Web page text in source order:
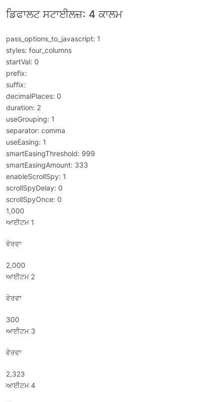
ਡਿਫਾਲਟ ਸਟਾਈਲਜ਼: 4 ਕਾਲਮ
pass_options_to_javascript: 1
styles: four_columns
startVal: 0
prefix:
suffix:
decimalPlaces: 0
duration: 2
useGrouping: 1
separator: comma
useEasing: 1
smartEasingThreshold: 999
smartEasingAmount: 333
enableScrollSpy: 1
scrollSpyDelay: 0
scrollSpyOnce: 0
1,000
ਆਈਟਮ 1
ਵੇਰਵਾ
2,000
ਆਈਟਮ 2
ਵੇਰਵਾ
300
ਆਈਟਮ 3
ਵੇਰਵਾ
2,323
ਆਈਟਮ 4